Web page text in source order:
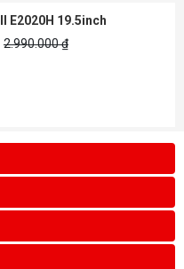
E2020H 19.5inch
2.990.000 ₫